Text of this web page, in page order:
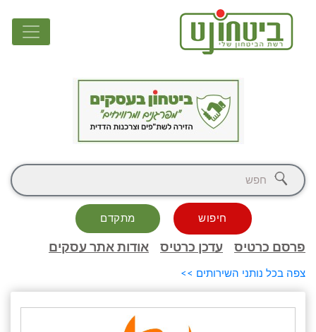
חיפוש מתקדם
פרסם כרטיס עדכן כרטיס אודות אתר עסקים
צפה בכל נותני השירותים >>